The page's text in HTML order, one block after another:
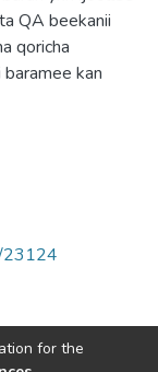
QA beekanii
qoricha
kan
23124
for the